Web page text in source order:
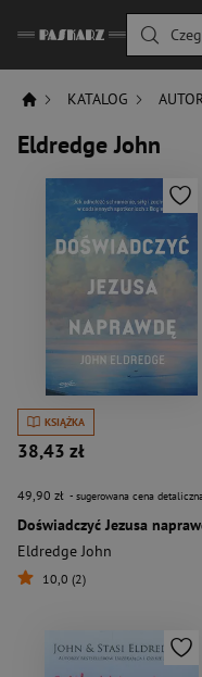
KATALOG
Eldredge John
KSIĄŻKA
38,43 zł
49,90 zł - sugerowana cena
Eldredge John
10,0 (2)